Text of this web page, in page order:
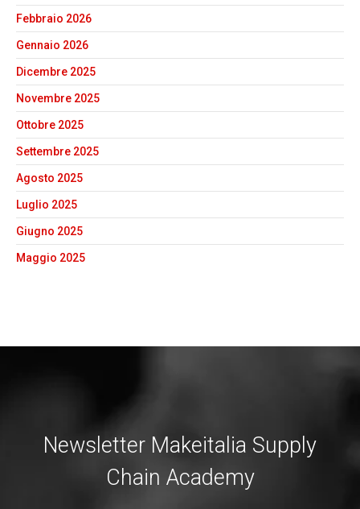
Febbraio 2026
Gennaio 2026
Dicembre 2025
Novembre 2025
Ottobre 2025
Settembre 2025
Agosto 2025
Luglio 2025
Giugno 2025
Maggio 2025
Newsletter Makeitalia Supply
Chain Academy